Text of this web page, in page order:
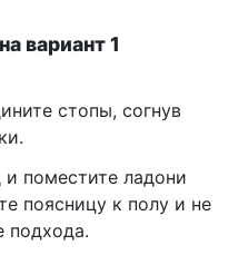
вариант 1
стопы, согнув
и поместите ладони
поясницу к полу и не
подхода.